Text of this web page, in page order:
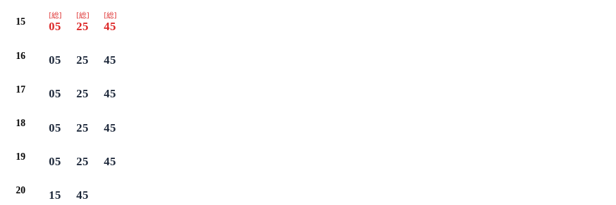
15
[総]
05
[総]
25
[総]
45
16 05 25 45
17 05 25 45
18 05 25 45
19 05 25 45
20 15 45